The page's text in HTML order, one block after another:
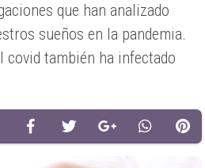
que han analizado
sueños en la pandemia.
covid también ha infectado